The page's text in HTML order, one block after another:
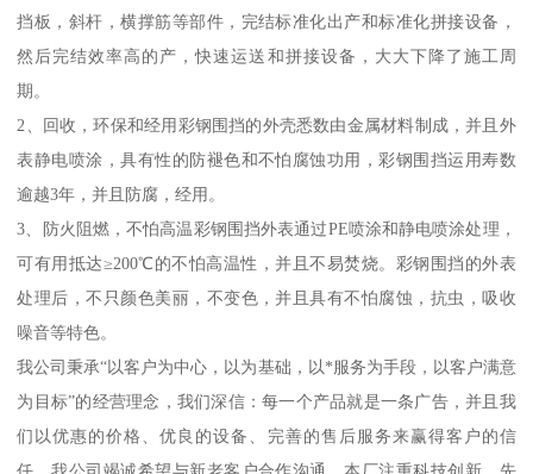
挡板，斜杆，横撑筋等部件，完结标准化出产和标准化拼接设备，
然后完结效率高的产，快速运送和拼接设备，大大下降了施工周
期。
2、回收，环保和经用彩钢围挡的外壳悉数由金属材料制成，并且外
表静电喷涂，具有性的防褪色和不怕腐蚀功用，彩钢围挡运用寿数
逾越3年，并且防腐，经用。
3、防火阻燃，不怕高温彩钢围挡外表通过PE喷涂和静电喷涂处理，
可有用抵达≥200℃的不怕高温性，并且不易焚烧。彩钢围挡的外表
处理后，不只颜色美丽，不变色，并且具有不怕腐蚀，抗虫，吸收
噪音等特色。
我公司秉承“以客户为中心，以为基础，以*服务为手段，以客户满意
为目标”的经营理念，我们深信：每一个产品就是一条广告，并且我
们以优惠的价格、优良的设备、完善的售后服务来赢得客户的信